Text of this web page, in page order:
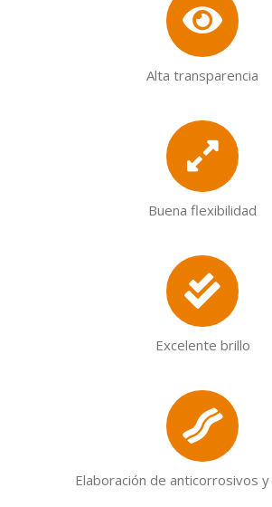
Alta transparencia
Buena flexibilidad
Excelente brillo
Elaboración de anticorrosivos